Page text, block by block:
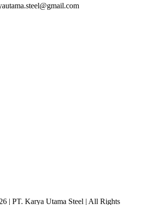
| PT. Karya Utama Steel | All Rights